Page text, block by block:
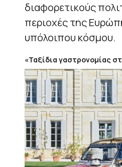
διαφορετικούς
περιοχές της
υπόλοιπου κόσμου.
«Ταξίδια γαστρονομίας